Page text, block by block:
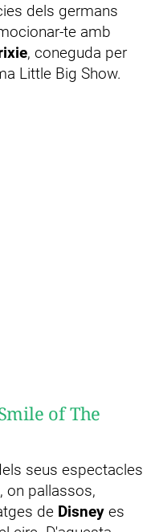
dels germans
te amb
, coneguda per
Little Big Show.
of The
seus espectacles
, on pallassos,
de Disney es